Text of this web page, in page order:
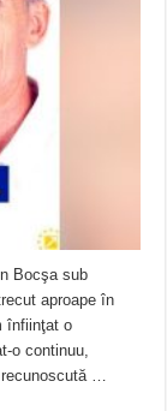
04.08.2026
Bocşa sub
aproape în
înfiinţat o
o continuu,
…